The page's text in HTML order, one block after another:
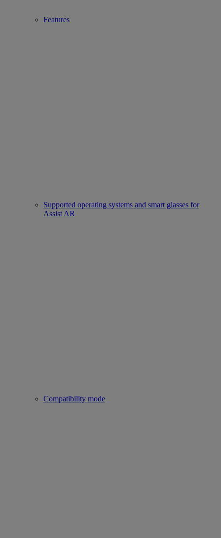
Features
Supported operating systems and smart glasses for
Assist AR
Compatibility mode